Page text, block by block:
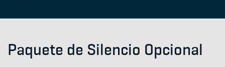
Paquete de Silencio Opcional